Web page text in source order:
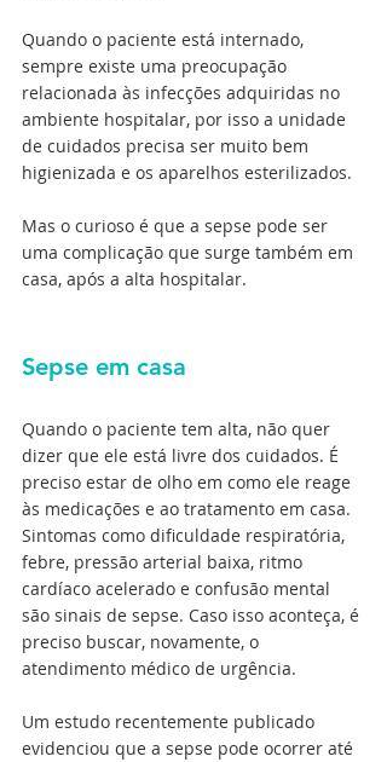
Quando o paciente está internado,
sempre existe uma preocupação
relacionada às infecções adquiridas no
ambiente hospitalar, por isso a unidade
de cuidados precisa ser muito bem
higienizada e os aparelhos esterilizados.
Mas o curioso é que a sepse pode ser
uma complicação que surge também em
casa, após a alta hospitalar.
Sepse em casa
Quando o paciente tem alta, não quer
dizer que ele está livre dos cuidados. É
preciso estar de olho em como ele reage
às medicações e ao tratamento em casa.
Sintomas como dificuldade respiratória,
febre, pressão arterial baixa, ritmo
cardíaco acelerado e confusão mental
são sinais de sepse. Caso isso aconteça, é
preciso buscar, novamente, o
atendimento médico de urgência.
Um estudo recentemente publicado
evidenciou que a sepse pode ocorrer até